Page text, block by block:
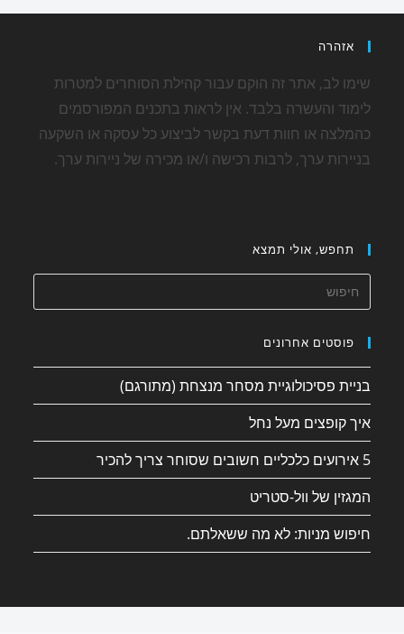
אזהרה
שימו לב, אתר זה הוקם עבור קהילת הסוחרים למטרות
לימוד והעשרה בלבד. אין לראות בתכנים המפורסמים
כהמלצה או חוות דעת בקשר לביצוע כל עסקה או השקעה
בניירות ערך, לרבות רכישה ו/או מכירה של ניירות ערך.
תחפש, אולי תמצא
פוסטים אחרונים
בניית פסיכולוגיית מסחר מנצחת (מתורגם)
איך קופצים מעל נחל
5 אירועים כלכליים חשובים שסוחר צריך להכיר
המגזין של וול-סטריט
חיפוש מניות: לא מה ששאלתם.